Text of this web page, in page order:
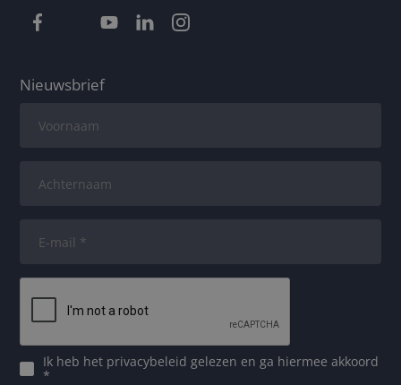
Nieuwsbrief
Ik heb het privacybeleid gelezen en ga hiermee akkoord
*